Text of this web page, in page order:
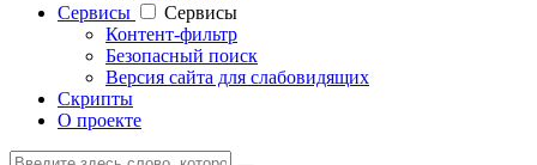
Cервисы
Cервисы
Контент-фильтр
Безопасный поиск
Версия сайта для слабовидящих
Скрипты
О проекте